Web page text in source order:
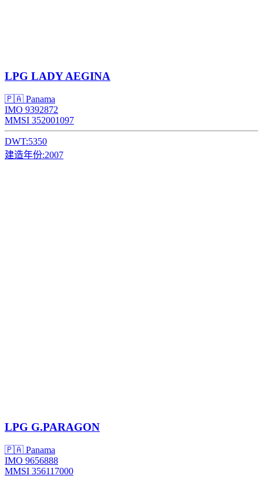
LPG LADY AEGINA
🇵🇦 Panama
IMO 9392872
MMSI 352001097
DWT:5350
建造年份:2007
LPG G.PARAGON
🇵🇦 Panama
IMO 9656888
MMSI 356117000